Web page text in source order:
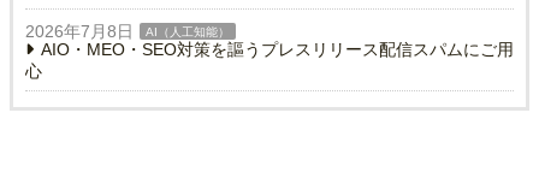
2026年7月8日 AI（人工知能）
AIO・MEO・SEO対策を謳うプレスリリース配信スパムにご用
心